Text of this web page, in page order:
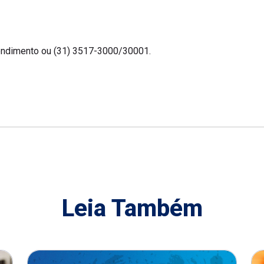
ou (31) 3517-3000/30001.
Leia Também